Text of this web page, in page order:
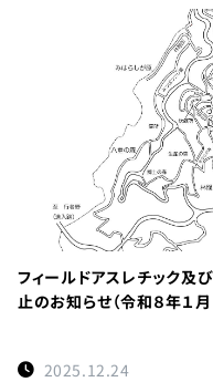
フィールドアスレチック
止のお知らせ（令和８年１
2025.12.24